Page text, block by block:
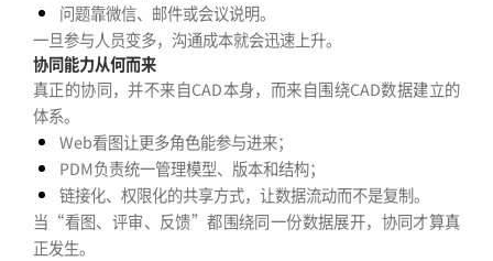
问题靠微信、邮件或会议说明。
一旦参与人员变多，沟通成本就会迅速上升。
协同能力从何而来
真正的协同，并不来自CAD本身，而来自围绕CAD数据建立的
体系。
Web看图让更多角色能参与进来；
PDM负责统一管理模型、版本和结构；
链接化、权限化的共享方式，让数据流动而不是复制。
当“看图、评审、反馈”都围绕同一份数据展开，协同才算真
正发生。